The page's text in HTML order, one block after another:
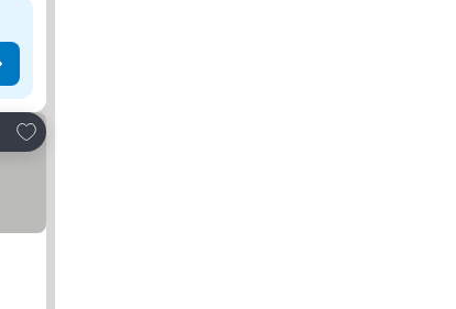
Adicionar aos favoritos